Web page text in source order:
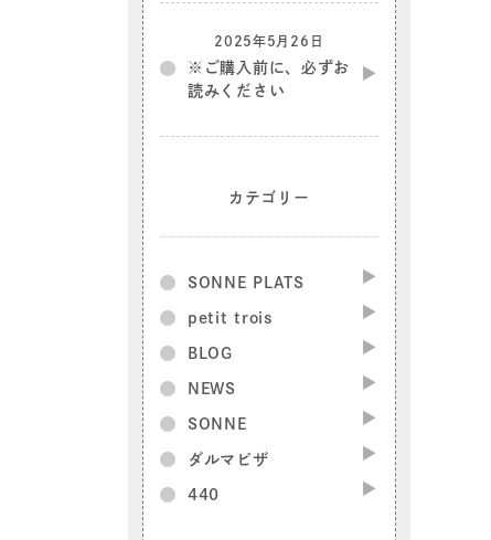
2025年5月26日
※ご購入前に、必ずお
読みください
カテゴリー
SONNE PLATS
petit trois
BLOG
NEWS
SONNE
ダルマピザ
440